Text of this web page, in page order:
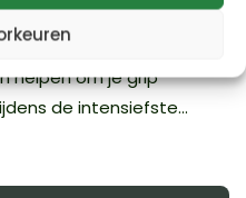
allemaal wel eens flink
zijn er
helpen om je grip
de intensiefste...